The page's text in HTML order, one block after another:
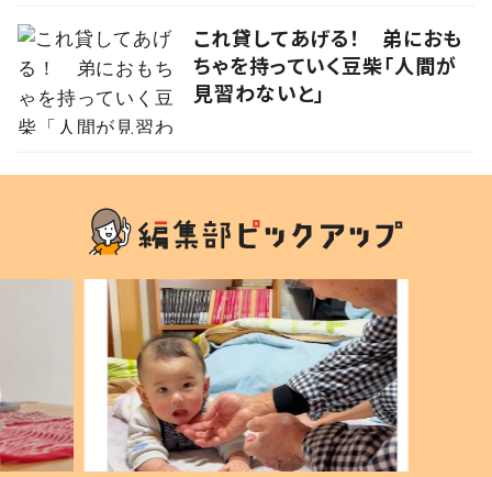
これ貸してあげる！ 弟におも
ちゃを持っていく豆柴「人間が
見習わないと」